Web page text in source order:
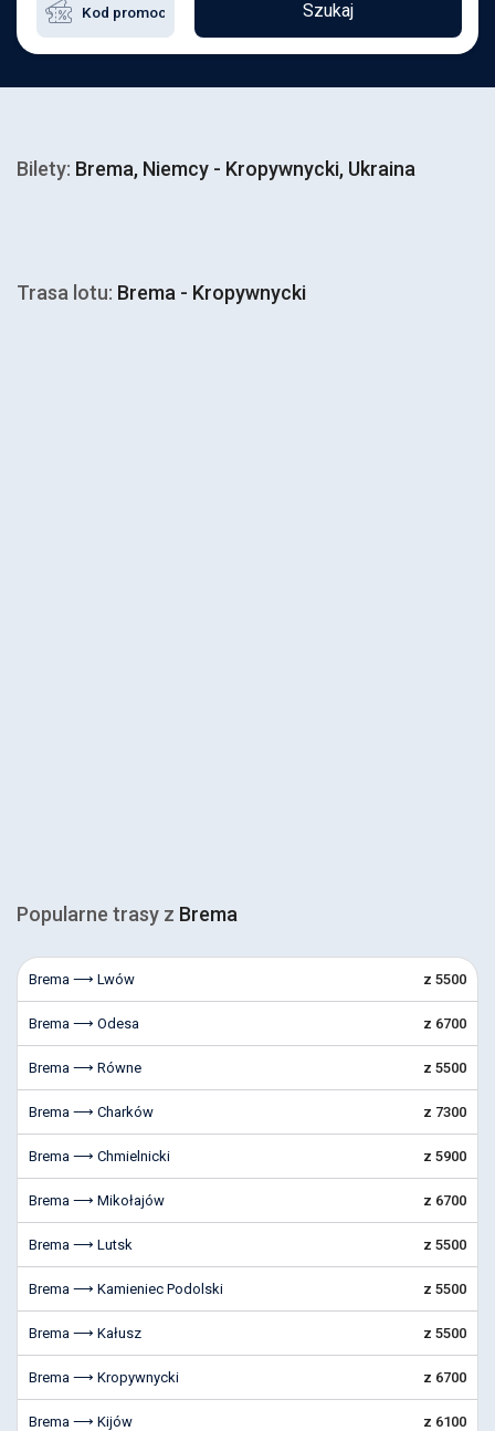
Szukaj
Bilety: Brema, Niemcy - Kropywnycki, Ukraina
Trasa lotu: Brema - Kropywnycki
Popularne trasy z Brema
Brema ⟶ Lwów z 5500
Brema ⟶ Odesa z 6700
Brema ⟶ Równe z 5500
Brema ⟶ Charków z 7300
Brema ⟶ Chmielnicki z 5900
Brema ⟶ Mikołajów z 6700
Brema ⟶ Lutsk z 5500
Brema ⟶ Kamieniec Podolski z 5500
Brema ⟶ Kałusz z 5500
Brema ⟶ Kropywnycki z 6700
Brema ⟶ Kijów z 6100